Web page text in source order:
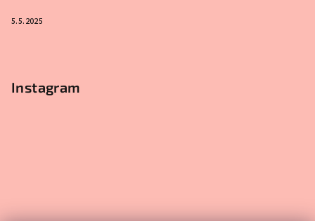
5.5.2025
Instagram